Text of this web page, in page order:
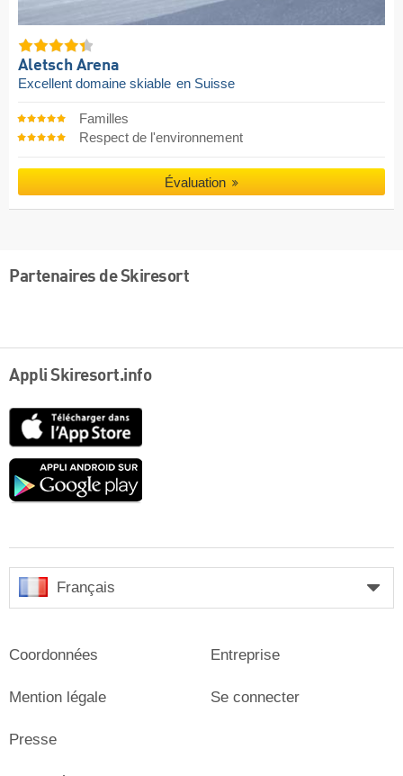
Aletsch Arena
Excellent domaine skiable en Suisse
Familles
Respect de l'environnement
Évaluation
Partenaires de Skiresort
Appli Skiresort.info
Google
Français
Coordonnées
Mention légale
Presse
Entreprise
Se connecter